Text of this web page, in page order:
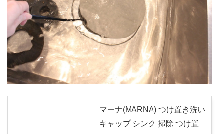
マーナ(MARNA) つけ置き洗い
キャップ シンク 掃除 つけ置